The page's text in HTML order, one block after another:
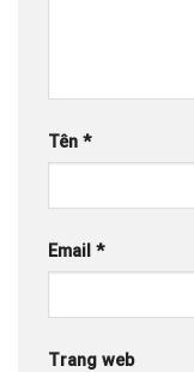
Tên *
Email *
Trang web